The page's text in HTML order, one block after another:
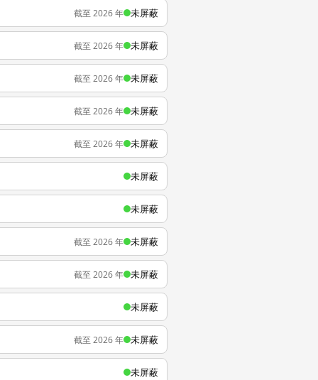
截至 2026 年 未屏蔽
截至 2026 年 未屏蔽
截至 2026 年 未屏蔽
截至 2026 年 未屏蔽
截至 2026 年 未屏蔽
未屏蔽
未屏蔽
截至 2026 年 未屏蔽
截至 2026 年 未屏蔽
未屏蔽
截至 2026 年 未屏蔽
未屏蔽